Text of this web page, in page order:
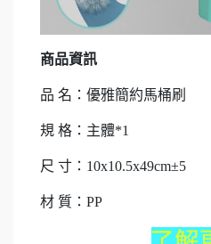
商品資訊
品 名：優雅簡約馬桶刷
規 格：主體*1
尺 寸：10x10.5x49cm±5
材 質：PP